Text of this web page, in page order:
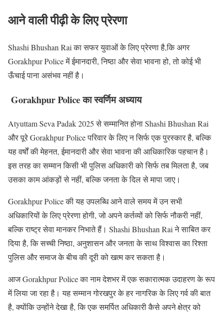
आने वाली पीढ़ी के लिए प्रेरणा
Shashi Bhushan Rai का सफर युवाओं के लिए प्रेरणा है,कि अगर
Gorakhpur Police में ईमानदारी, निष्ठा और सेवा भावना हो, तो कोई भी
ऊँचाई पाना असंभव नहीं है।
Gorakhpur Police का स्वर्णिम अध्याय
Atyuttam Seva Padak 2025 से सम्मानित होना Shashi Bhushan Rai
और पूरे Gorakhpur Police परिवार के लिए न सिर्फ एक पुरस्कार है, बल्कि
यह वर्षों की मेहनत, ईमानदारी और सेवा भावना की आधिकारिक पहचान है।
इस तरह का सम्मान किसी भी पुलिस अधिकारी को सिर्फ तब मिलता है, जब
उसका काम आंकड़ों से नहीं, बल्कि जनता के दिल से मापा जाए।
Gorakhpur Police की यह उपलब्धि आने वाले समय में उन सभी
अधिकारियों के लिए प्रेरणा होगी, जो अपने कर्तव्यों को सिर्फ नौकरी नहीं,
बल्कि राष्ट्र सेवा मानकर निभाते हैं। Shashi Bhushan Rai ने साबित कर
दिया है, कि सच्ची निष्ठा, अनुशासन और जनता के साथ विश्वास का रिश्ता
पुलिस और समाज के बीच की दूरी को खत्म कर सकता है।
आज Gorakhpur Police का नाम देशभर में एक सकारात्मक उदाहरण के रूप
में लिया जा रहा है। यह सम्मान गोरखपुर के हर नागरिक के लिए गर्व की बात
है, क्योंकि उन्होंने देखा है, कि एक समर्पित अधिकारी कैसे अपने क्षेत्र को